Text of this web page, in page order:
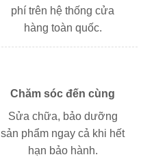
phí trên hệ thống cửa
hàng toàn quốc.
Chăm sóc đến cùng
Sửa chữa, bảo dưỡng
sản phẩm ngay cả khi hết
hạn bảo hành.